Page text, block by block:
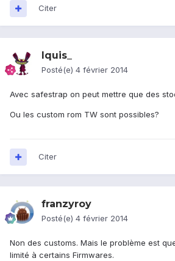
Citer
Iquis_
Posté(e) 4 février 2014
Avec safestrap on peut mettre que des
Ou les custom rom TW sont possibles?
Citer
franzyroy
Posté(e) 4 février 2014
Non des customs. Mais le problème est
limité à certains Firmwares.